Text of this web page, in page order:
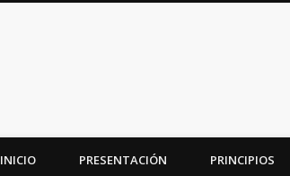
INICIO PRESENTACIÓN PRINCIPIOS